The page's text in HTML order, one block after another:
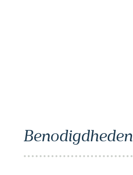
Benodigdheden